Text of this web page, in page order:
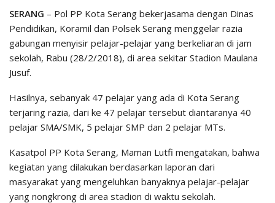
SERANG – Pol PP Kota Serang bekerjasama dengan Dinas
Pendidikan, Koramil dan Polsek Serang menggelar razia
gabungan menyisir pelajar-pelajar yang berkeliaran di jam
sekolah, Rabu (28/2/2018), di area sekitar Stadion Maulana
Jusuf.
Hasilnya, sebanyak 47 pelajar yang ada di Kota Serang
terjaring razia, dari ke 47 pelajar tersebut diantaranya 40
pelajar SMA/SMK, 5 pelajar SMP dan 2 pelajar MTs.
Kasatpol PP Kota Serang, Maman Lutfi mengatakan, bahwa
kegiatan yang dilakukan berdasarkan laporan dari
masyarakat yang mengeluhkan banyaknya pelajar-pelajar
yang nongkrong di area stadion di waktu sekolah.